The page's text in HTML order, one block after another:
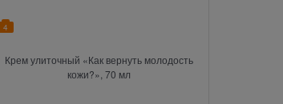
4
Крем улиточный «Как вернуть молодость
кожи?», 70 мл